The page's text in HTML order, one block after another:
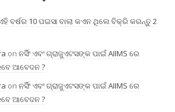
ବର୍ଷର 10 ପଇସା ବାଲା କଏନ ଥିଲେ ବିକ୍ରି କରନ୍ତୁ 2
on ନର୍ସିଂ ଏବଂ ଗ୍ରାଜୁଏଟସଙ୍କ ପାଇଁ AIIMS ରେ
ଆବେଦନ ?
on ନର୍ସିଂ ଏବଂ ଗ୍ରାଜୁଏଟସଙ୍କ ପାଇଁ AIIMS ରେ
ଆବେଦନ ?